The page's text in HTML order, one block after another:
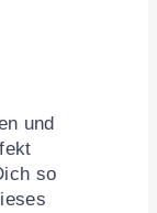
und
so